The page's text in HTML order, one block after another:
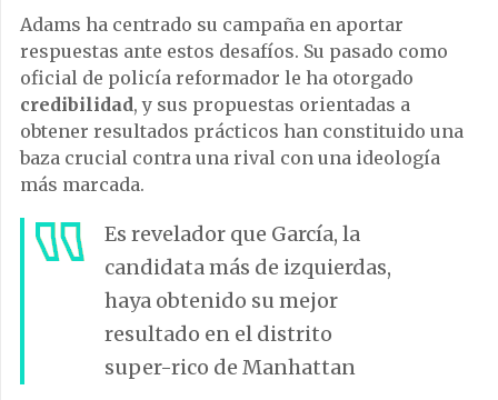
Adams ha centrado su campaña en aportar
respuestas ante estos desafíos. Su pasado como
oficial de policía reformador le ha otorgado
credibilidad, y sus propuestas orientadas a
obtener resultados prácticos han constituido una
baza crucial contra una rival con una ideología
más marcada.
Es revelador que García, la
candidata más de izquierdas,
haya obtenido su mejor
resultado en el distrito
super-rico de Manhattan